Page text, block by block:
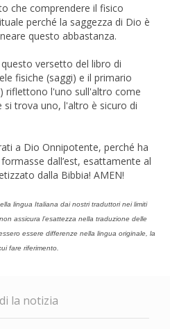
che comprendere il fisico
perché la saggezza di Dio è
questo abbastanza.
versetto del libro di
fisiche (saggi) e il primario
riflettono l'uno sull'altro come
si trova uno, l'altro è sicuro di
a Dio Onnipotente, perché ha
dall’est, esattamente al
dalla Bibbia! AMEN!
lingua Italiana dai nostri traduttori nei limiti
assicura l’esattezza nella traduzione delle
essere differenze nella lingua originale, la
fare riferimento.
la notizia